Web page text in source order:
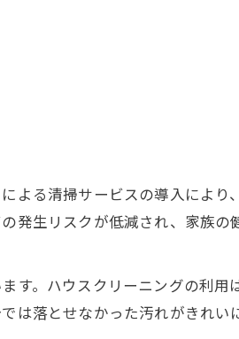
よる清掃サービスの導入により
発生リスクが低減され、家族の
す。ハウスクリーニングの利用
は落とせなかった汚れがきれい